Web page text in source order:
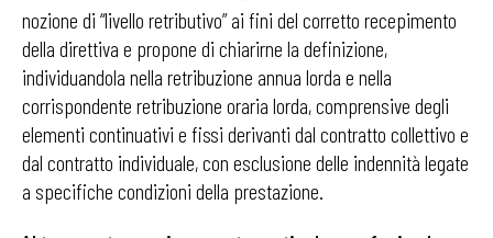
nozione di “livello retributivo” ai fini del corretto recepimento
della direttiva e propone di chiarirne la definizione,
individuandola nella retribuzione annua lorda e nella
corrispondente retribuzione oraria lorda, comprensive degli
elementi continuativi e fissi derivanti dal contratto collettivo e
dal contratto individuale, con esclusione delle indennità legate
a specifiche condizioni della prestazione.